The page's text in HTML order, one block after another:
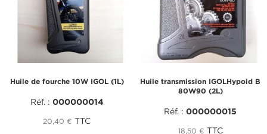
Huile de fourche 10W IGOL (1L)
Réf. : 000000014
20,40 € TTC
Huile transmission IGOLHypoid B
80W90 (2L)
Réf. : 000000015
18,50 € TTC